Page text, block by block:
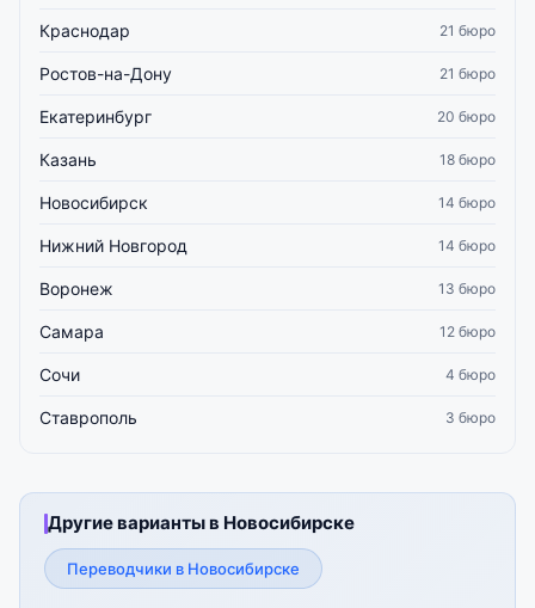
Краснодар 21 бюро
Ростов-на-Дону 21 бюро
Екатеринбург 20 бюро
Казань 18 бюро
Новосибирск 14 бюро
Нижний Новгород 14 бюро
Воронеж 13 бюро
Самара 12 бюро
Сочи 4 бюро
Ставрополь 3 бюро
Другие варианты в Новосибирске
Переводчики в Новосибирске